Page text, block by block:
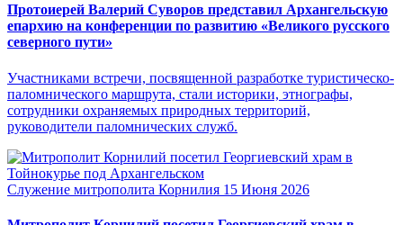
Протоиерей Валерий Суворов представил Архангельскую
епархию на конференции по развитию «Великого русского
северного пути»
Участниками встречи, посвященной разработке туристическо-
паломнического маршрута, стали историки, этнографы,
сотрудники охраняемых природных территорий,
руководители паломнических служб.
Служение митрополита Корнилия 15 Июня 2026